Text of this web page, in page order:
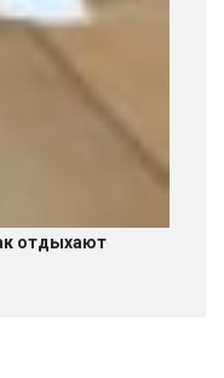
отдыхают